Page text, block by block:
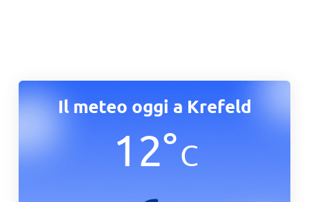
Il meteo oggi a Krefeld
12°C